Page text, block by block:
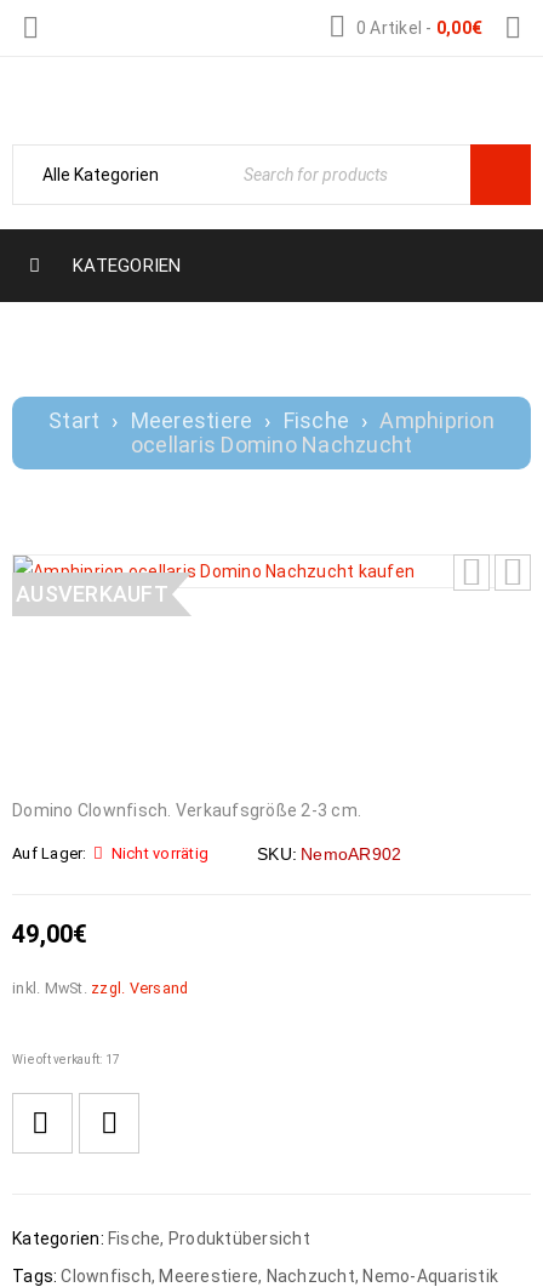
0 Artikel - 0,00€
KATEGORIEN
Start › Meerestiere › Fische › Amphiprion
ocellaris Domino Nachzucht
AUSVERKAUFT
Domino Clownfisch. Verkaufsgröße 2-3 cm.
Auf Lager: Nicht vorrätig SKU: NemoAR902
49,00€
inkl. MwSt. zzgl. Versand
Wie oft verkauft: 17
Kategorien: Fische, Produktübersicht
Tags: Clownfisch, Meerestiere, Nachzucht, Nemo-Aquaristik